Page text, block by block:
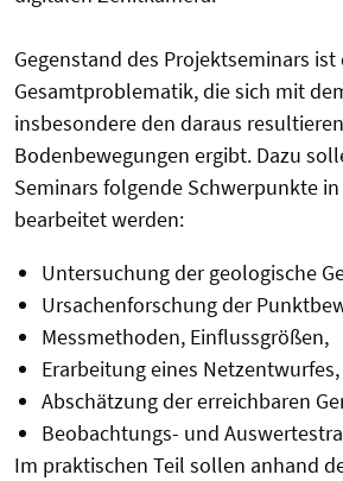
Gegenstand des Projektseminars ist
Gesamtproblematik, die sich mit
insbesondere den daraus
Bodenbewegungen ergibt. Dazu
Seminars folgende Schwerpunkte
bearbeitet werden:
Untersuchung der geologische
Ursachenforschung der
Messmethoden, Einflussgrößen,
Erarbeitung eines Netzentwurfes,
Abschätzung der erreichbaren
Beobachtungs- und
Im praktischen Teil sollen anhand